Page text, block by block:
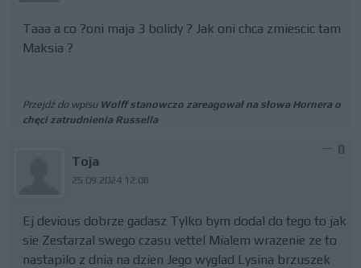
Taaa a co ?oni maja 3 bolidy ? Jak oni chca zmiescic tam
Maksia ?
Przejdź do wpisu Wolff stanowczo zareagował na słowa Hornera o
chęci zatrudnienia Russella
Toja
25.09.2024 12:08
0
Ej devious dobrze gadasz Tylko bym dodal do tego to jak
sie Zestarzal swego czasu vettel Mialem wrazenie ze to
nastapilo z dnia na dzien Jego wyglad Lysina brzuszek